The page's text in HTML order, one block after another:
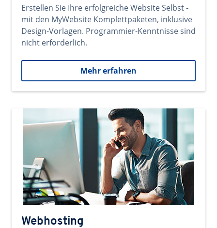
Erstellen Sie Ihre erfolgreiche Website Selbst -
mit den MyWebsite Komplettpaketen, inklusive
Design-Vorlagen. Programmier-Kenntnisse sind
nicht erforderlich.
Mehr erfahren
Webhosting